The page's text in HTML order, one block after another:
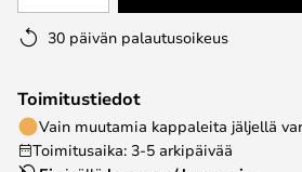
30 päivän palautusoikeus
Toimitustiedot
Vain muutamia kappaleita jäljellä
Toimitusaika: 3-5 arkipäivää